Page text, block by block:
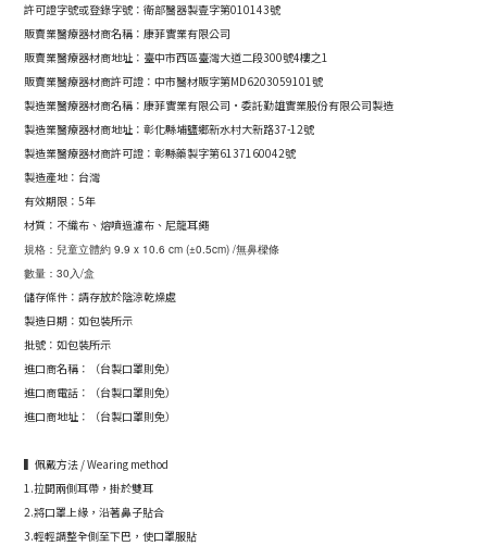
許可證字號或登錄字號：衛部醫器製壹字第010143號
販賣業醫療器材商名稱：康菲實業有限公司
販賣業醫療器材商地址： 臺中市西區臺灣大道二段300號4樓之1
販賣業醫療器材商許可證： 中市醫材販字第MD6203059101號
製造業醫療器材商名稱：康菲實業有限公司·委託勤雄實業股份有限公司製造
製造業醫療器材商地址：彰化縣埔鹽鄉新水村大新路37-12號
製造業醫療器材商許可證：彰縣藥製字第6137160042號
製造產地：台灣
有效期限：5年
材質：不織布、熔噴過濾布、尼龍耳繩
規格：兒童立體約 9.9 x 10.6 cm (±0.5cm) /無鼻樑條
數量：30入/盒
儲存條件：請存放於陰涼乾燥處
製造日期：如包裝所示
批號：如包裝所示
進口商名稱：（台製口罩則免）
進口商電話：（台製口罩則免）
進口商地址：（台製口罩則免）
▍佩戴方法 / Wearing method
1.拉開兩側耳帶，掛於雙耳
2.將口罩上緣，沿著鼻子貼合
3.輕輕調整全側至下巴，使口罩服貼